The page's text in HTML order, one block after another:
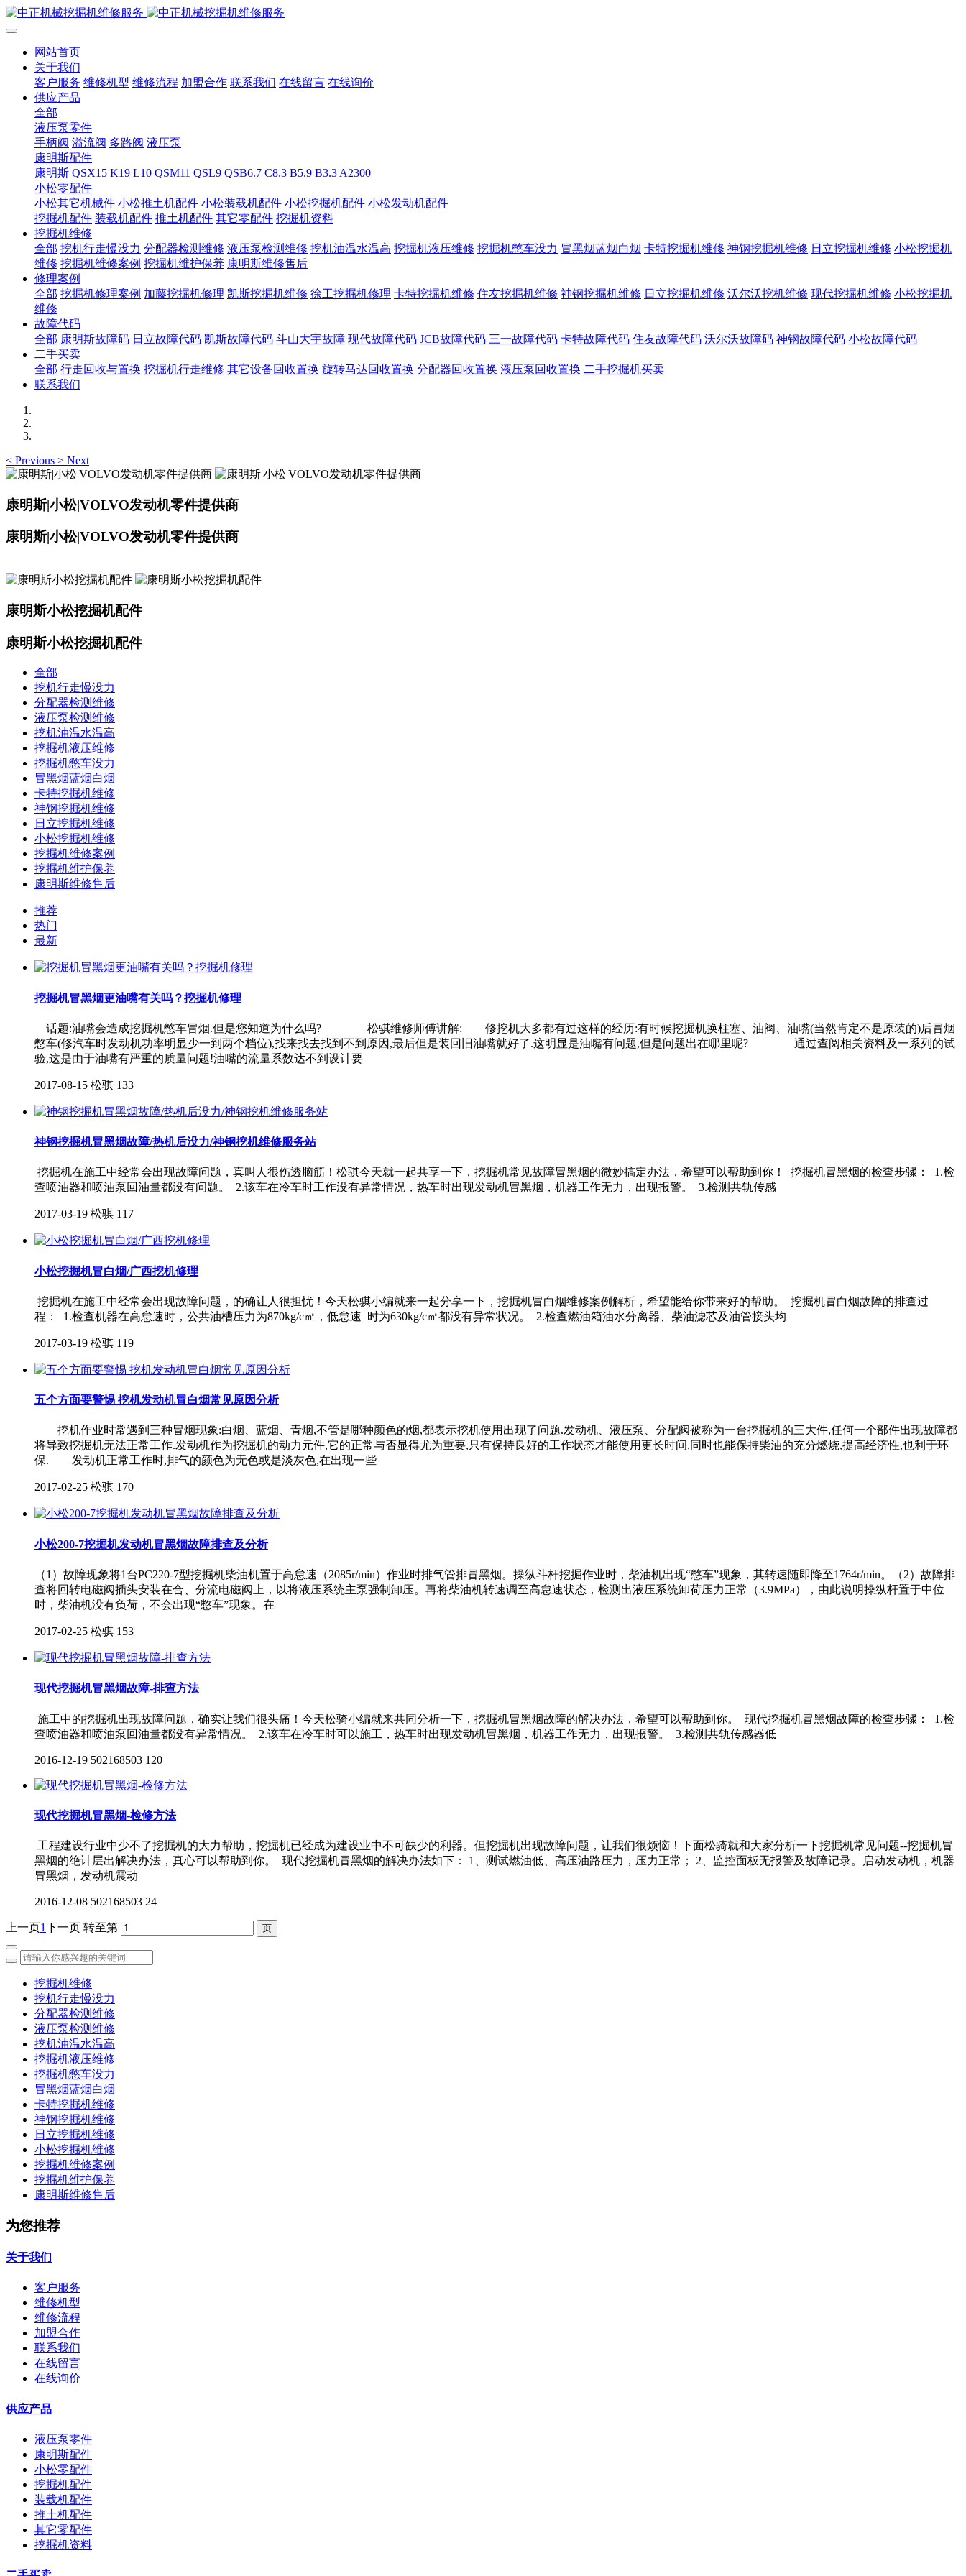
网站首页
关于我们
客户服务 维修机型 维修流程 加盟合作 联系我们 在线留言 在线询价
供应产品
全部
液压泵零件
手柄阀 溢流阀 多路阀 液压泵
康明斯配件
康明斯 QSX15 K19 L10 QSM11 QSL9 QSB6.7 C8.3 B5.9 B3.3 A2300
小松零配件
小松其它机械件 小松推土机配件 小松装载机配件 小松挖掘机配件 小松发动机配件
挖掘机配件 装载机配件 推土机配件 其它零配件 挖掘机资料
挖掘机维修
全部 挖机行走慢没力 分配器检测维修 液压泵检测维修 挖机油温水温高 挖掘机液压维修 挖掘机憋车没力 冒黑烟蓝烟白烟 卡特挖掘机维修 神钢挖掘机维修 日立挖掘机维修 小松挖掘机
维修 挖掘机维修案例 挖掘机维护保养 康明斯维修售后
修理案例
全部 挖掘机修理案例 加藤挖掘机修理 凯斯挖掘机维修 徐工挖掘机修理 卡特挖掘机维修 住友挖掘机维修 神钢挖掘机维修 日立挖掘机维修 沃尔沃挖机维修 现代挖掘机维修 小松挖掘机
维修
故障代码
全部 康明斯故障码 日立故障代码 凯斯故障代码 斗山大宇故障 现代故障代码 JCB故障代码 三一故障代码 卡特故障代码 住友故障代码 沃尔沃故障码 神钢故障代码 小松故障代码
二手买卖
全部 行走回收与置换 挖掘机行走维修 其它设备回收置换 旋转马达回收置换 分配器回收置换 液压泵回收置换 二手挖掘机买卖
联系我们
< Previous > Next
康明斯|小松|VOLVO发动机零件提供商
康明斯|小松|VOLVO发动机零件提供商
康明斯小松挖掘机配件
康明斯小松挖掘机配件
全部
挖机行走慢没力
分配器检测维修
液压泵检测维修
挖机油温水温高
挖掘机液压维修
挖掘机憋车没力
冒黑烟蓝烟白烟
卡特挖掘机维修
神钢挖掘机维修
日立挖掘机维修
小松挖掘机维修
挖掘机维修案例
挖掘机维护保养
康明斯维修售后
推荐
热门
最新
挖掘机冒黑烟更油嘴有关吗？挖掘机修理
话题:油嘴会造成挖掘机憋车冒烟.但是您知道为什么吗? 松骐维修师傅讲解: 修挖机大多都有过这样的经历:有时候挖掘机换柱塞、油阀、油嘴(当然肯定不是原装的)后冒烟
憋车(修汽车时发动机功率明显少一到两个档位),找来找去找到不到原因,最后但是装回旧油嘴就好了.这明显是油嘴有问题,但是问题出在哪里呢? 通过查阅相关资料及一系列的试
验,这是由于油嘴有严重的质量问题!油嘴的流量系数达不到设计要
2017-08-15 松骐 133
神钢挖掘机冒黑烟故障/热机后没力/神钢挖机维修服务站
挖掘机在施工中经常会出现故障问题，真叫人很伤透脑筋！松骐今天就一起共享一下，挖掘机常见故障冒黑烟的微妙搞定办法，希望可以帮助到你！ 挖掘机冒黑烟的检查步骤： 1.检
查喷油器和喷油泵回油量都没有问题。 2.该车在冷车时工作没有异常情况，热车时出现发动机冒黑烟，机器工作无力，出现报警。 3.检测共轨传感
2017-03-19 松骐 117
小松挖掘机冒白烟/广西挖机修理
挖掘机在施工中经常会出现故障问题，的确让人很担忧！今天松骐小编就来一起分享一下，挖掘机冒白烟维修案例解析，希望能给你带来好的帮助。 挖掘机冒白烟故障的排查过
程： 1.检查机器在高怠速时，公共油槽压力为870kg/c㎡，低怠速 时为630kg/c㎡都没有异常状况。 2.检查燃油箱油水分离器、柴油滤芯及油管接头均
2017-03-19 松骐 119
五个方面要警惕 挖机发动机冒白烟常见原因分析
挖机作业时常遇到三种冒烟现象:白烟、蓝烟、青烟,不管是哪种颜色的烟,都表示挖机使用出现了问题.发动机、液压泵、分配阀被称为一台挖掘机的三大件,任何一个部件出现故障都
将导致挖掘机无法正常工作.发动机作为挖掘机的动力元件,它的正常与否显得尤为重要,只有保持良好的工作状态才能使用更长时间,同时也能保持柴油的充分燃烧,提高经济性,也利于环
保. 发动机正常工作时,排气的颜色为无色或是淡灰色,在出现一些
2017-02-25 松骐 170
小松200-7挖掘机发动机冒黑烟故障排查及分析
（1）故障现象将1台PC220-7型挖掘机柴油机置于高怠速（2085r/min）作业时排气管排冒黑烟。操纵斗杆挖掘作业时，柴油机出现“憋车”现象，其转速随即降至1764r/min。（2）故障排
查将回转电磁阀插头安装在合、分流电磁阀上，以将液压系统主泵强制卸压。再将柴油机转速调至高怠速状态，检测出液压系统卸荷压力正常（3.9MPa），由此说明操纵杆置于中位
时，柴油机没有负荷，不会出现“憋车”现象。在
2017-02-25 松骐 153
现代挖掘机冒黑烟故障-排查方法
施工中的挖掘机出现故障问题，确实让我们很头痛！今天松骑小编就来共同分析一下，挖掘机冒黑烟故障的解决办法，希望可以帮助到你。 现代挖掘机冒黑烟故障的检查步骤： 1.检
查喷油器和喷油泵回油量都没有异常情况。 2.该车在冷车时可以施工，热车时出现发动机冒黑烟，机器工作无力，出现报警。 3.检测共轨传感器低
2016-12-19 502168503 120
现代挖掘机冒黑烟-检修方法
工程建设行业中少不了挖掘机的大力帮助，挖掘机已经成为建设业中不可缺少的利器。但挖掘机出现故障问题，让我们很烦恼！下面松骑就和大家分析一下挖掘机常见问题--挖掘机冒
黑烟的绝计层出解决办法，真心可以帮助到你。 现代挖掘机冒黑烟的解决办法如下： 1、测试燃油低、高压油路压力，压力正常； 2、监控面板无报警及故障记录。启动发动机，机器
冒黑烟，发动机震动
2016-12-08 502168503 24
上一页1下一页 转至第
挖掘机维修
挖机行走慢没力
分配器检测维修
液压泵检测维修
挖机油温水温高
挖掘机液压维修
挖掘机憋车没力
冒黑烟蓝烟白烟
卡特挖掘机维修
神钢挖掘机维修
日立挖掘机维修
小松挖掘机维修
挖掘机维修案例
挖掘机维护保养
康明斯维修售后
为您推荐
关于我们
客户服务
维修机型
维修流程
加盟合作
联系我们
在线留言
在线询价
供应产品
液压泵零件
康明斯配件
小松零配件
挖掘机配件
装载机配件
推土机配件
其它零配件
挖掘机资料